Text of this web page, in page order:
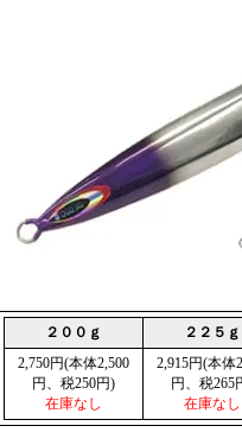
２００ｇ ２２５ｇ
2,750円(本体2,500
円、税250円)
在庫なし
2,915円(本体
円、税265
在庫なし